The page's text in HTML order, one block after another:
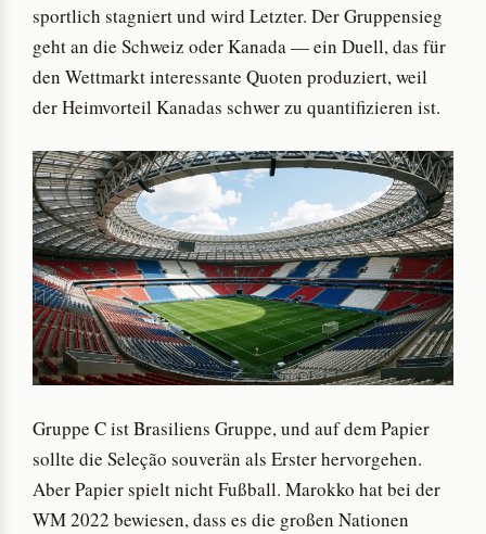
sportlich stagniert und wird Letzter. Der Gruppensieg
geht an die Schweiz oder Kanada — ein Duell, das für
den Wettmarkt interessante Quoten produziert, weil
der Heimvorteil Kanadas schwer zu quantifizieren ist.
Gruppe C ist Brasiliens Gruppe, und auf dem Papier
sollte die Seleção souverän als Erster hervorgehen.
Aber Papier spielt nicht Fußball. Marokko hat bei der
WM 2022 bewiesen, dass es die großen Nationen